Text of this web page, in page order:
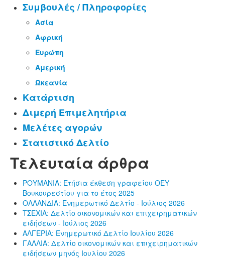
Συμβουλές / Πληροφορίες
Ασία
Αφρική
Ευρώπη
Αμερική
Ωκεανία
Κατάρτιση
Διμερή Επιμελητήρια
Μελέτες αγορών
Στατιστικό Δελτίο
Τελευταία άρθρα
ΡΟΥΜΑΝΙΑ: Ετήσια έκθεση γραφείου ΟΕΥ
Βουκουρεστίου για το έτος 2025
ΟΛΛΑΝΔΙΑ: Ενημερωτικό Δελτίο - Ιούλιος 2026
ΤΣΕΧΙΑ: Δελτίο οικονομικών και επιχειρηματικών
ειδήσεων - Ιούλιος 2026
ΑΛΓΕΡΙΑ: Ενημερωτικό Δελτίο Ιουλίου 2026
ΓΑΛΛΙΑ: Δελτίο οικονομικών και επιχειρηματικών
ειδήσεων μηνός Ιουλίου 2026